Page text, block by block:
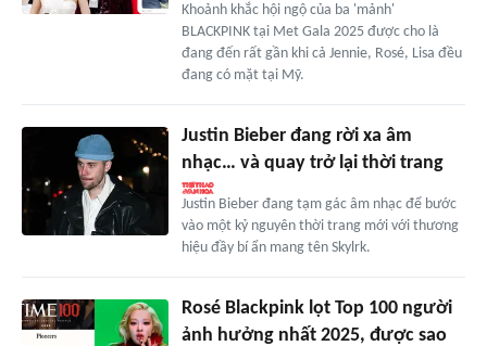
Khoảnh khắc hội ngộ của ba 'mảnh'
BLACKPINK tại Met Gala 2025 được cho là
đang đến rất gần khi cả Jennie, Rosé, Lisa đều
đang có mặt tại Mỹ.
Justin Bieber đang rời xa âm
nhạc… và quay trở lại thời trang
Justin Bieber đang tạm gác âm nhạc để bước
vào một kỷ nguyên thời trang mới với thương
hiệu đầy bí ẩn mang tên Skylrk.
Rosé Blackpink lọt Top 100 người
ảnh hưởng nhất 2025, được sao